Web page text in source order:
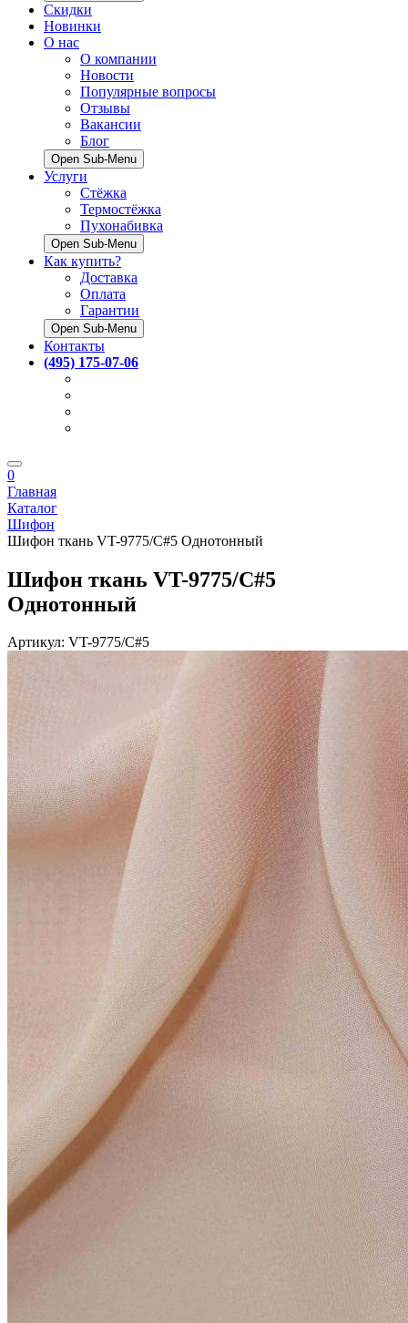
Скидки
Новинки
О нас
О компании
Новости
Популярные вопросы
Отзывы
Вакансии
Блог
Open Sub-Menu
Услуги
Стёжка
Термостёжка
Пухонабивка
Open Sub-Menu
Как купить?
Доставка
Оплата
Гарантии
Open Sub-Menu
Контакты
(495) 175-07-06
0
Главная
Каталог
Шифон
Шифон ткань VT-9775/C#5 Однотонный
Шифон ткань VT-9775/C#5
Однотонный
Артикул: VT-9775/C#5